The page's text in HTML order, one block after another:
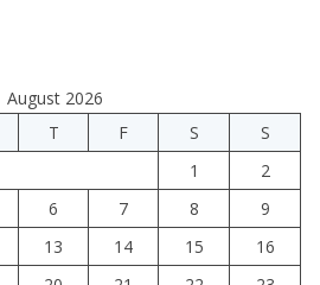
August 2026
T F S
S
1
2
6 7 8
9
13 14 15
16